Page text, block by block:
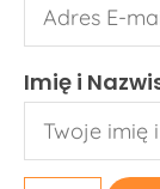
Imię i